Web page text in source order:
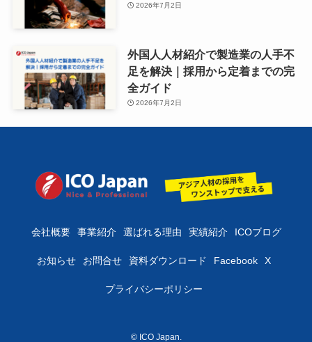
2026年7月2日
外国人人材紹介で製造業の人手不
足を解決｜採用から定着までの完
全ガイド
2026年7月2日
会社概要 事業紹介 選ばれる理由 実績紹介 ICOブログ
お知らせ お問合せ 資料ダウンロード Facebook X
プライバシーポリシー
©ICO Japan.